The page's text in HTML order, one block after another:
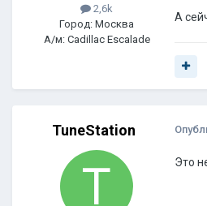
2,6k
Город: Москва
А/м: Cadillac Escalade
А
TuneStation
Это